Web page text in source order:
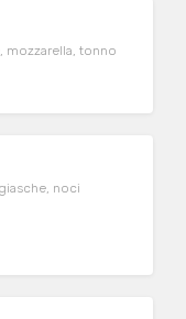
mozzarella, tonno
noci